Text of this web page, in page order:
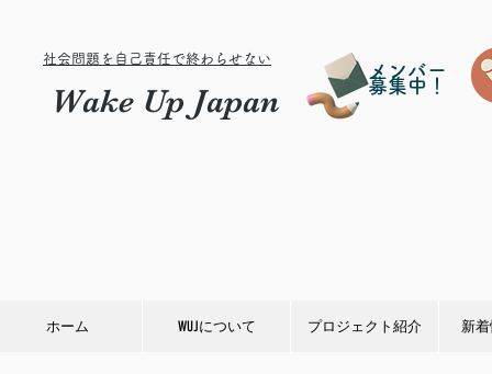
社会問題を自己責任で終わらせない
Wake Up Japan
メンバー
募集中！
ホーム WUJについて プロジェクト紹介 新